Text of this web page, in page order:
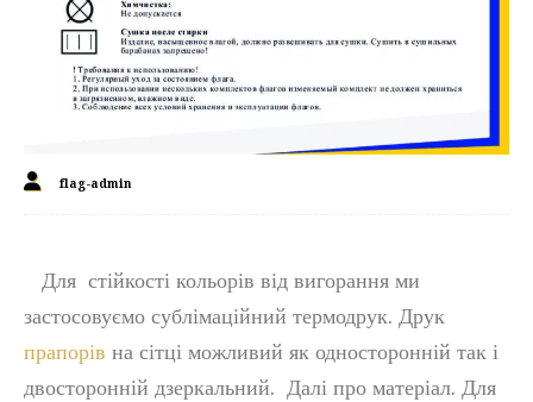
flag-admin
Для стійкості кольорів від вигорання ми
застосовуємо сублімаційний термодрук. Друк
прапорів на сітці можливий як односторонній так і
двосторонній дзеркальний. Далі про матеріал. Для